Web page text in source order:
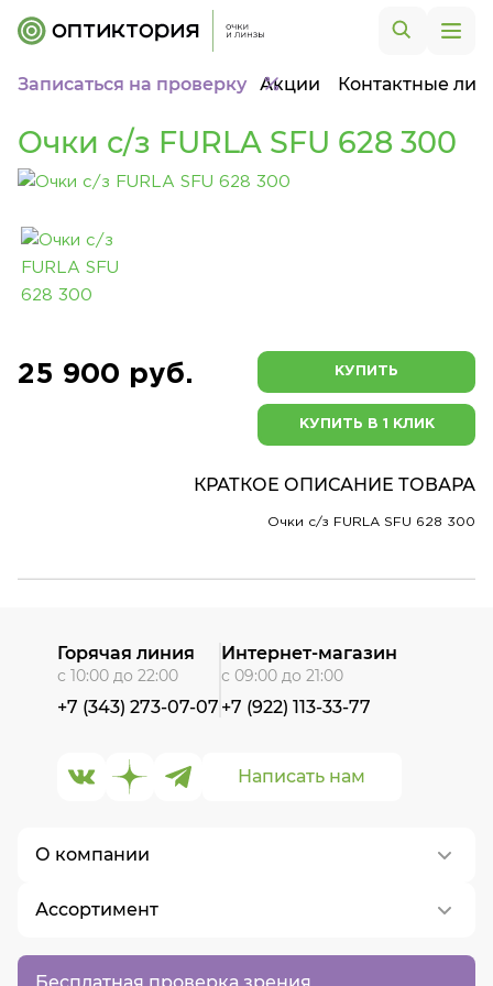
Записаться на проверку Акции Контактные
Очки с/з FURLA SFU 628 300
25 900 руб. КУПИТЬ
КУПИТЬ В 1 КЛИК
КРАТКОЕ ОПИСАНИЕ ТОВАРА
Очки с/з FURLA SFU 628 300
Бесплатная проверка зрения
О компании
О нас
Контакты
Ассортимент
Написать нам
Горячая линия
с 10:00 до 22:00
+7 (343) 273-07-07
Интернет-магазин
с 09:00 до 21:00
+7 (922) 113-33-77